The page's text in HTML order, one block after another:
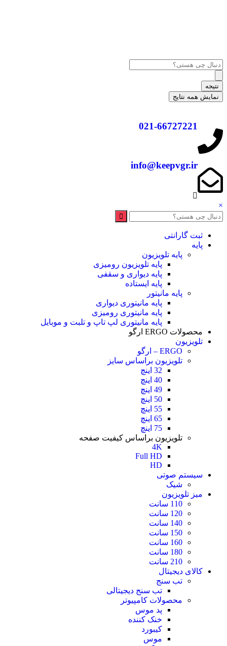
نتیجه
نمایش همه نتایج
021-66727221
info@keepvgr.ir
×
ثبت گارانتی
پایه
پایه تلویزیون
پایه تلویزیون رومیزی
پایه دیواری و سقفی
پایه ایستاده
پایه مانیتور
پایه مانیتوری دیواری
پایه مانیتوری رومیزی
پایه مانیتوری لپ تاپ و تلبت و موبایل
محصولات ERGO ارگو
تلویزیون
ERGO – ارگو
تلویزیون براساس سایز
32 اینچ
40 اینچ
49 اینچ
50 اینچ
55 اینچ
65 اینچ
75 اینچ
تلویزیون براساس کیفیت صفحه
4K
Full HD
HD
سیستم صوتی
شیک
میز تلویزیون
110 سانت
120 سانت
140 سانت
150 سانت
160 سانت
180 سانت
210 سانت
کالای دیجیتال
تب سنج
تب سنج دیجیتالی
محصولات کامپیوتر
پد موس
خنک کننده
کیبورد
موس